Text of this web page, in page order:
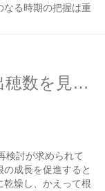
なる時期の把握は重
レンゲ栽培の田のイネの出穂数を見てみる
検討が求められて
成長を促進すると
乾燥し、かえって根